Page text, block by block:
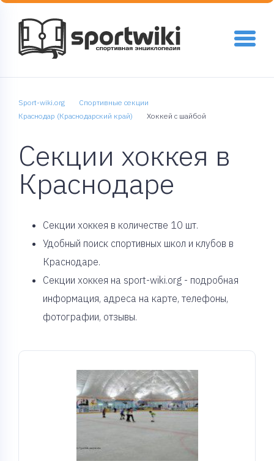
Sport-wiki.org
Спортивные секции
Краснодар (Краснодарский край)
Хоккей с шайбой
Секции хоккея в
Краснодаре
Cекции хоккея в количестве 10 шт.
Удобный поиск спортивных школ и клубов в
Краснодаре.
Секции хоккея на sport-wiki.org - подробная
информация, адреса на карте, телефоны,
фотографии, отзывы.